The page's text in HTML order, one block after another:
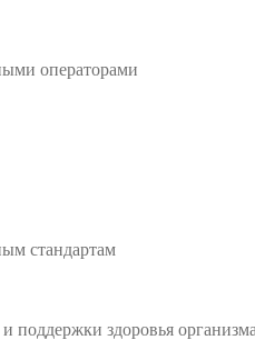
операторами
стандартам
поддержки здоровья организма